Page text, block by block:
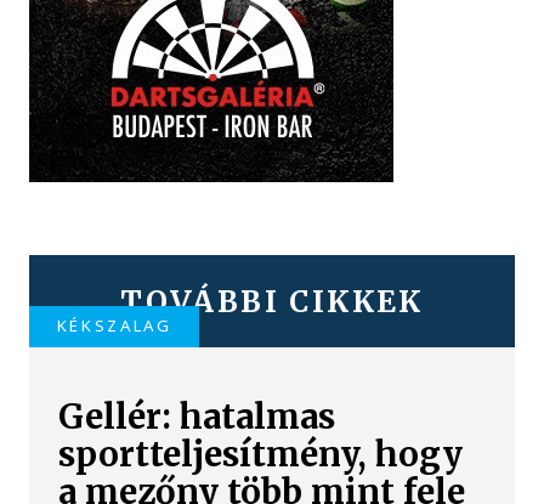
TOVÁBBI CIKKEK
KÉKSZALAG
Gellér: hatalmas
sportteljesítmény, hogy
a mezőny több mint fele